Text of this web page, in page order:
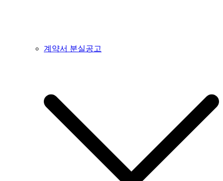
계약서 분실공고